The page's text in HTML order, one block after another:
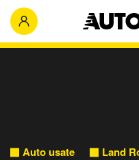
Auto usate Land